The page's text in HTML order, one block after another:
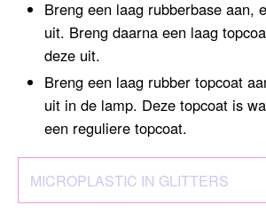
Breng een laag rubberbase aan,
uit. Breng daarna een laag
deze uit.
Breng een laag rubber topcoat
uit in de lamp. Deze topcoat is
een reguliere topcoat.
MICROPLASTIC IN GLITTERS